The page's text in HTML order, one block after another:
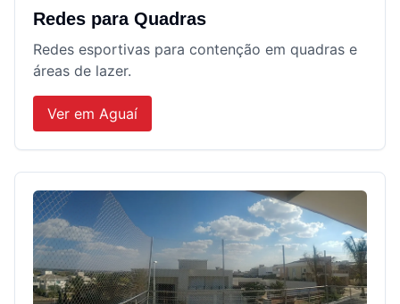
Redes para Quadras
Redes esportivas para contenção em quadras e
áreas de lazer.
Ver em Aguaí